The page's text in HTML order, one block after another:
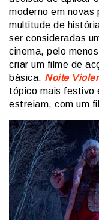
moderno em novas
multitude de
ser consideradas
cinema, pelo
criar um filme de
básica. Noite
tópico mais festivo
estreiam, com um